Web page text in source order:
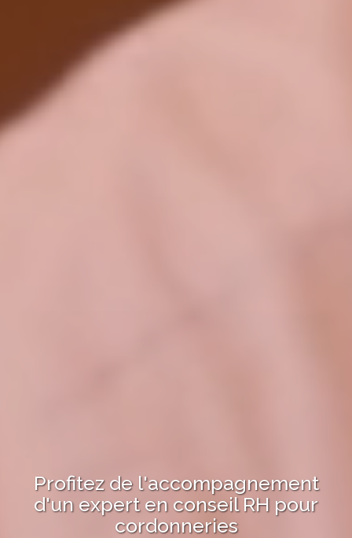
Profitez de l'accompagnement
d'un expert en conseil RH pour
cordonneries